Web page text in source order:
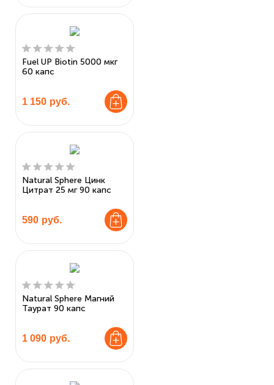
Fuel UP Biotin 5000 мкг
60 капс
1 150 руб.
Natural Sphere Цинк
Цитрат 25 мг 90 капс
590 руб.
Natural Sphere Магний
Таурат 90 капс
1 090 руб.